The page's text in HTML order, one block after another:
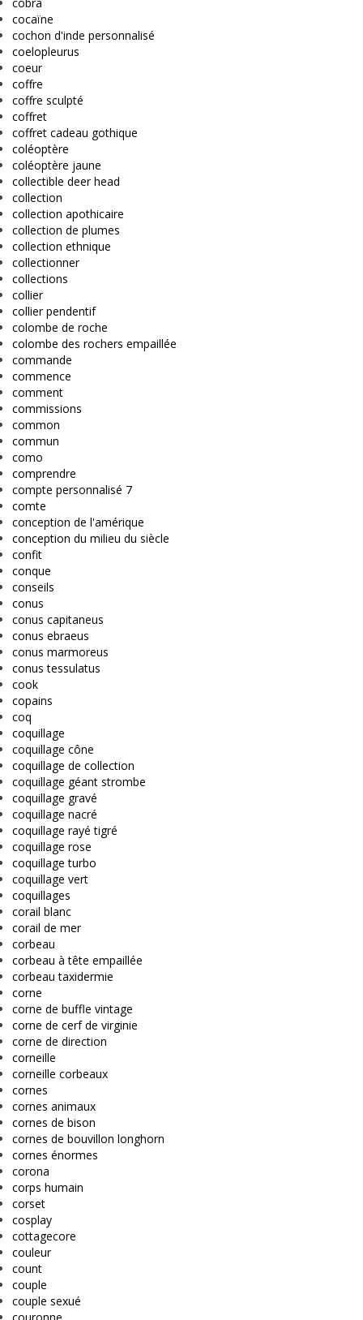
cocaïne
cochon d'inde personnalisé
coelopleurus
coeur
coffre
coffre sculpté
coffret
coffret cadeau gothique
coléoptère
coléoptère jaune
collectible deer head
collection
collection apothicaire
collection de plumes
collection ethnique
collectionner
collections
collier
collier pendentif
colombe de roche
colombe des rochers empaillée
commande
commence
comment
commissions
common
commun
como
comprendre
compte personnalisé 7
comte
conception de l'amérique
conception du milieu du siècle
confit
conque
conseils
conus
conus capitaneus
conus ebraeus
conus marmoreus
conus tessulatus
cook
copains
coq
coquillage
coquillage cône
coquillage de collection
coquillage géant strombe
coquillage gravé
coquillage nacré
coquillage rayé tigré
coquillage rose
coquillage turbo
coquillage vert
coquillages
corail blanc
corail de mer
corbeau
corbeau à tête empaillée
corbeau taxidermie
corne
corne de buffle vintage
corne de cerf de virginie
corne de direction
corneille
corneille corbeaux
cornes
cornes animaux
cornes de bison
cornes de bouvillon longhorn
cornes énormes
corona
corps humain
corset
cosplay
cottagecore
couleur
count
couple
couple sexué
couronne